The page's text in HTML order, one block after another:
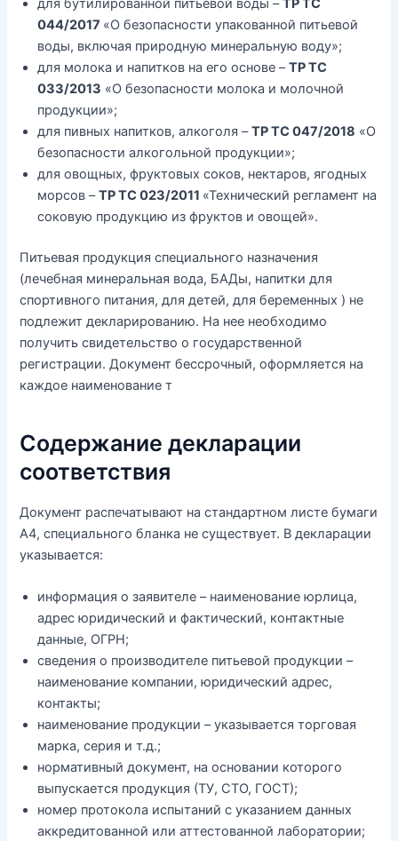
для бутилированной питьевой воды –ТР ТС
044/2017 «О безопасности упакованной питьевой
воды, включая природную минеральную воду»;
для молока и напитков на его основе –ТР ТС
033/2013 «О безопасности молока и молочной
продукции»;
для пивных напитков, алкоголя –ТР ТС047/2018 «О
безопасности алкогольной продукции»;
для овощных, фруктовых соков, нектаров, ягодных
морсов –ТР ТС023/2011 «Технический регламент на
соковую продукцию из фруктов и овощей».
Питьевая продукция специального назначения
(лечебная минеральная вода, БАДы, напитки для
спортивного питания, для детей, для беременных ) не
подлежит декларированию. На нее необходимо
получить свидетельство о государственной
регистрации. Документ бессрочный, оформляется на
каждое наименование т
Содержание декларации
соответствия
Документ распечатывают на стандартном листе бумаги
А4, специального бланка не существует. В декларации
указывается:
информация о заявителе – наименование юрлица,
адрес юридический и фактический, контактные
данные, ОГРН;
сведения о производителе питьевой продукции –
наименование компании, юридический адрес,
контакты;
наименование продукции – указывается торговая
марка, серия и т.д.;
нормативный документ, на основании которого
выпускается продукция (ТУ, СТО, ГОСТ);
номер протокола испытаний с указанием данных
аккредитованной или аттестованной лаборатории;